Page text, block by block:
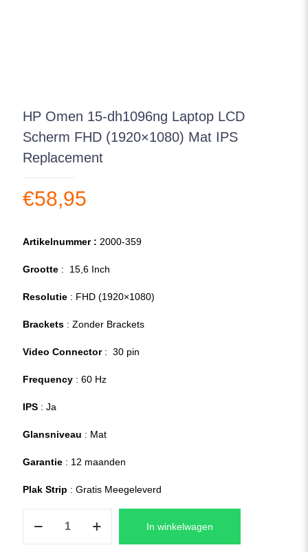
HP Omen 15-dh1096ng Laptop LCD
Scherm FHD (1920×1080) Mat IPS
Replacement
€58,95
Artikelnummer : 2000-359
Grootte : 15,6 Inch
Resolutie : FHD (1920×1080)
Brackets : Zonder Brackets
Video Connector: 30 pin
Frequency : 60 Hz
IPS : Ja
Glansniveau : Mat
Garantie : 12 maanden
Plak Strip : Gratis Meegeleverd
In winkelwagen